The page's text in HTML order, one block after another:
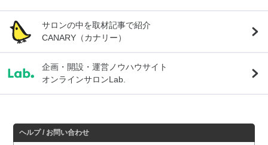
サロンの中を取材記事で紹介
CANARY（カナリー）
企画・開設・運営ノウハウサイト
オンラインサロンLab.
ヘルプ / お問い合わせ